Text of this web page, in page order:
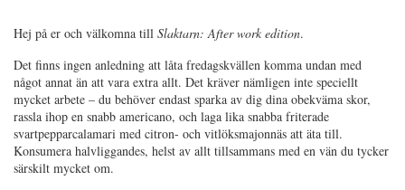
Hej på er och välkomna till Slaktarn: After work edition.
Det finns ingen anledning att låta fredagskvällen komma undan med
något annat än att vara extra allt. Det kräver nämligen inte speciellt
mycket arbete – du behöver endast sparka av dig dina obekväma skor,
rassla ihop en snabb americano, och laga lika snabba friterade
svartpepparcalamari med citron- och vitlöksmajonnäs att äta till.
Konsumera halvliggandes, helst av allt tillsammans med en vän du tycker
särskilt mycket om.